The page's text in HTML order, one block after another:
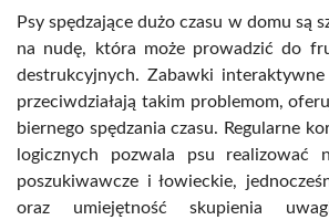
Psy spędzające dużo czasu w domu są
na nudę, która może prowadzić do
destrukcyjnych. Zabawki
przeciwdziałają takim problemom,
biernego spędzania czasu. Regularne
logicznych pozwala psu realizować
poszukiwawcze i łowieckie,
oraz umiejętność skupienia